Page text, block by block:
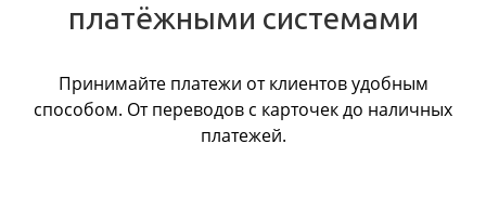
платёжными системами
Принимайте платежи от клиентов удобным
способом. От переводов с карточек до наличных
платежей.